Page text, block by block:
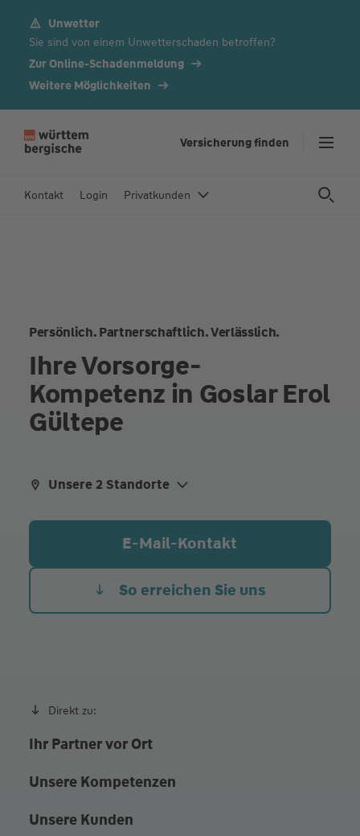
Unwetter
Sie sind von einem Unwetterschaden betroffen?
Zur Online-Schadenmeldung
Weitere Möglichkeiten
ri
Versicherung finden
Kontakt Login Privatkunden
Persönlich. Partnerschaftlich. Verlässlich.
Ihre Vorsorge-
Kompetenz in Goslar Erol
Gültepe
aliqua culpa cillum ullamco
Unsere 2 Standorte
Talstraße 30-31, 38642 Goslar
Breite Herzogstraße 2, 38300 Wolfenbüttel
E-Mail-Kontakt
So erreichen Sie uns
Direkt zu:
Ihr Partner vor Ort
Unsere Kompetenzen
Unsere Kunden